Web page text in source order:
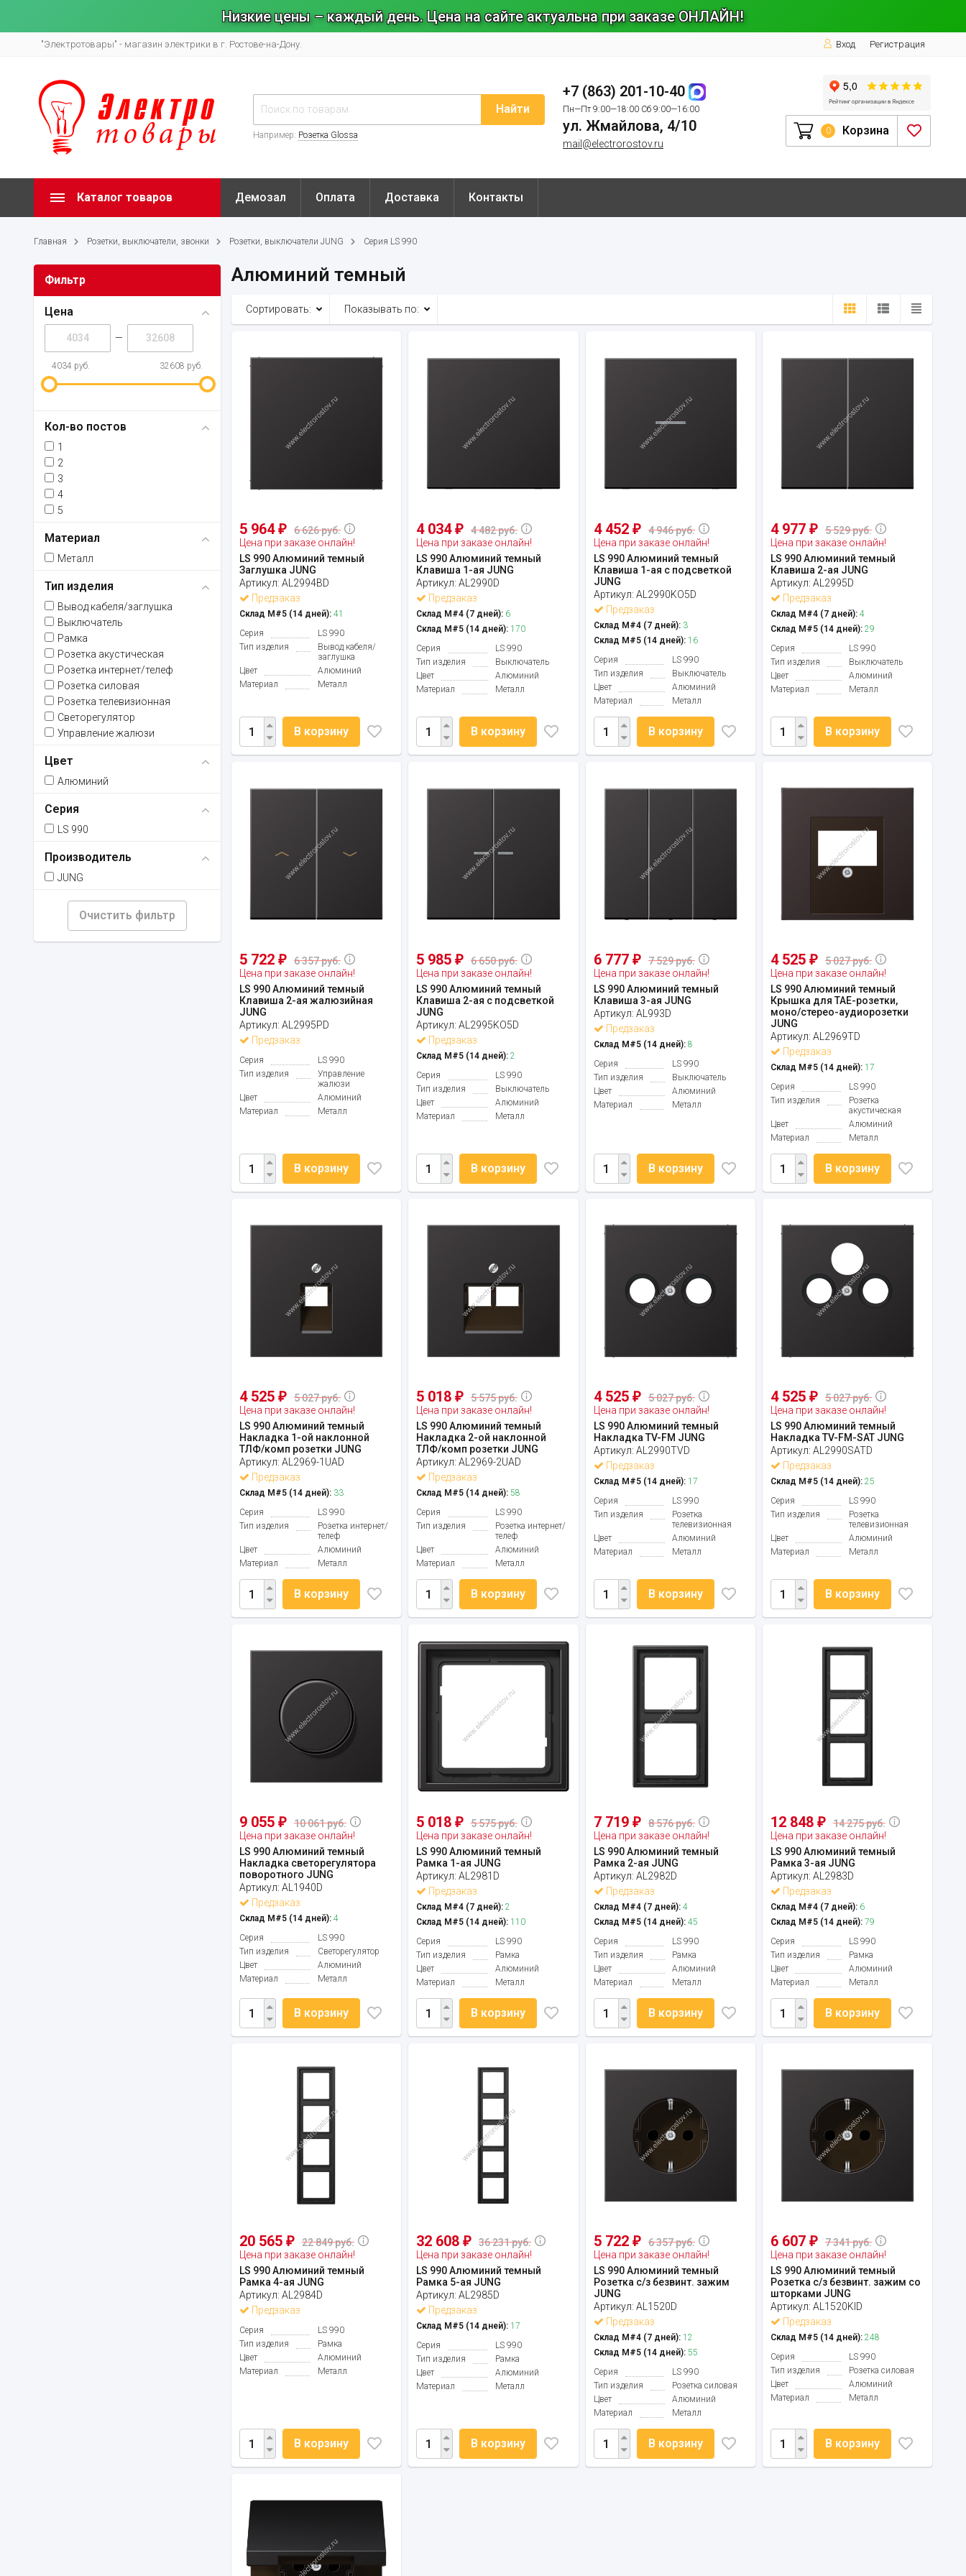
Низкие цены – каждый день. Цена на сайте актуальна при заказе ОНЛАЙН!
"Электротовары" - магазин электрики в г. Ростове-на-Дону. Вход Регистрация
Найти
Например: Розетка Glossa
+7 (863) 201-10-40
Пн—Пт 9:00—18:00 Сб 9:00—16:00
ул. Жмайлова, 4/10
mail@electrorostov.ru
0 Корзина
Каталог товаров Демозал Оплата Доставка Контакты
Главная Розетки, выключатели, звонки Розетки, выключатели JUNG Серия LS 990
Фильтр
Цена
—
4034 руб. 32608 руб.
Кол-во постов
1
2
3
4
5
Материал
Металл
Тип изделия
Вывод кабеля/заглушка
Выключатель
Рамка
Розетка акустическая
Розетка интернет/телеф
Розетка силовая
Розетка телевизионная
Светорегулятор
Управление жалюзи
Цвет
Алюминий
Серия
LS 990
Производитель
JUNG
Очистить фильтр
Алюминий темный
Сортировать: Показывать по:
5 964 ₽
6 626 руб.
Цена при заказе онлайн!
LS 990 Алюминий темный
Заглушка JUNG
Артикул: AL2994BD
Предзаказ
Склад М#5 (14 дней): 41
Серия
LS 990
Тип изделия
Вывод кабеля/
заглушка
Цвет
Алюминий
Материал
Металл
В корзину
4 034₽
4 482 руб.
Цена при заказе онлайн!
LS 990 Алюминий темный
Клавиша 1-ая JUNG
Артикул:AL2990D
Предзаказ
Склад М#4 (7 дней): 6
Склад М#5 (14 дней): 170
Серия
LS 990
Тип изделия
Выключатель
Цвет
Алюминий
Материал
Металл
В корзину
4 452 ₽
4 946 руб.
Цена при заказе онлайн!
LS 990 Алюминий темный
Клавиша 1-ая с подсветкой
JUNG
Артикул: AL2990KO5D
Предзаказ
Склад М#4 (7 дней): 3
Склад М#5 (14 дней): 16
Серия
LS 990
Тип изделия
Выключатель
Цвет
Алюминий
Материал
Металл
В корзину
4 977 ₽
5 529 руб.
Цена при заказе онлайн!
LS 990 Алюминий темный
Клавиша 2-ая JUNG
Артикул: AL2995D
Предзаказ
Склад М#4 (7 дней): 4
Склад М#5 (14 дней): 29
Серия
LS 990
Тип изделия
Выключатель
Цвет
Алюминий
Материал
Металл
В корзину
5 722 ₽
6 357 руб.
Цена при заказе онлайн!
LS 990 Алюминий темный
Клавиша 2-ая жалюзийная
JUNG
Артикул: AL2995PD
Предзаказ
Серия
LS 990
Тип изделия
Управление
жалюзи
Цвет
Алюминий
Материал
Металл
В корзину
5 985₽
6 650 руб.
Цена при заказе онлайн!
LS 990 Алюминий темный
Клавиша 2-ая с подсветкой
JUNG
Артикул:AL2995KO5D
Предзаказ
Склад М#5 (14 дней): 2
Серия
LS 990
Тип изделия
Выключатель
Цвет
Алюминий
Материал
Металл
В корзину
6 777 ₽
7 529 руб.
Цена при заказе онлайн!
LS 990 Алюминий темный
Клавиша 3-ая JUNG
Артикул: AL993D
Предзаказ
Склад М#5 (14 дней): 8
Серия
LS 990
Тип изделия
Выключатель
Цвет
Алюминий
Материал
Металл
В корзину
4 525 ₽
5 027 руб.
Цена при заказе онлайн!
LS 990 Алюминий темный
Крышка для ТАЕ-розетки,
моно/стерео-аудиорозетки
JUNG
Артикул: AL2969TD
Предзаказ
Склад М#5 (14 дней): 17
Серия
LS 990
Тип изделия
Розетка
акустическая
Цвет
Алюминий
Материал
Металл
В корзину
4 525 ₽
5 027 руб.
Цена при заказе онлайн!
LS 990 Алюминий темный
Накладка 1-ой наклонной
ТЛФ/комп розетки JUNG
Артикул: AL2969-1UAD
Предзаказ
Склад М#5 (14 дней): 33
Серия
LS 990
Тип изделия
Розетка интернет/
телеф
Цвет
Алюминий
Материал
Металл
В корзину
5 018₽
5 575 руб.
Цена при заказе онлайн!
LS 990 Алюминий темный
Накладка 2-ой наклонной
ТЛФ/комп розетки JUNG
Артикул:AL2969-2UAD
Предзаказ
Склад М#5 (14 дней): 58
Серия
LS 990
Тип изделия
Розетка интернет/
телеф
Цвет
Алюминий
Материал
Металл
В корзину
4 525 ₽
5 027 руб.
Цена при заказе онлайн!
LS 990 Алюминий темный
Накладка TV-FM JUNG
Артикул: AL2990TVD
Предзаказ
Склад М#5 (14 дней): 17
Серия
LS 990
Тип изделия
Розетка
телевизионная
Цвет
Алюминий
Материал
Металл
В корзину
4 525 ₽
5 027 руб.
Цена при заказе онлайн!
LS 990 Алюминий темный
Накладка TV-FM-SAT JUNG
Артикул: AL2990SATD
Предзаказ
Склад М#5 (14 дней): 25
Серия
LS 990
Тип изделия
Розетка
телевизионная
Цвет
Алюминий
Материал
Металл
В корзину
9 055 ₽
10 061 руб.
Цена при заказе онлайн!
LS 990 Алюминий темный
Накладка светорегулятора
поворотного JUNG
Артикул: AL1940D
Предзаказ
Склад М#5 (14 дней): 4
Серия
LS 990
Тип изделия
Светорегулятор
Цвет
Алюминий
Материал
Металл
В корзину
5 018₽
5 575 руб.
Цена при заказе онлайн!
LS 990 Алюминий темный
Рамка 1-ая JUNG
Артикул:AL2981D
Предзаказ
Склад М#4 (7 дней): 2
Склад М#5 (14 дней): 110
Серия
LS 990
Тип изделия
Рамка
Цвет
Алюминий
Материал
Металл
В корзину
7 719 ₽
8 576 руб.
Цена при заказе онлайн!
LS 990 Алюминий темный
Рамка 2-ая JUNG
Артикул: AL2982D
Предзаказ
Склад М#4 (7 дней): 4
Склад М#5 (14 дней): 45
Серия
LS 990
Тип изделия
Рамка
Цвет
Алюминий
Материал
Металл
В корзину
12 848 ₽
14 275 руб.
Цена при заказе онлайн!
LS 990 Алюминий темный
Рамка 3-ая JUNG
Артикул: AL2983D
Предзаказ
Склад М#4 (7 дней): 6
Склад М#5 (14 дней): 79
Серия
LS 990
Тип изделия
Рамка
Цвет
Алюминий
Материал
Металл
В корзину
20 565 ₽
22 849 руб.
Цена при заказе онлайн!
LS 990 Алюминий темный
Рамка 4-ая JUNG
Артикул: AL2984D
Предзаказ
Серия
LS 990
Тип изделия
Рамка
Цвет
Алюминий
Материал
Металл
В корзину
32 608₽
36 231 руб.
Цена при заказе онлайн!
LS 990 Алюминий темный
Рамка 5-ая JUNG
Артикул:AL2985D
Предзаказ
Склад М#5 (14 дней): 17
Серия
LS 990
Тип изделия
Рамка
Цвет
Алюминий
Материал
Металл
В корзину
5 722 ₽
6 357 руб.
Цена при заказе онлайн!
LS 990 Алюминий темный
Розетка с/з безвинт. зажим
JUNG
Артикул: AL1520D
Предзаказ
Склад М#4 (7 дней): 12
Склад М#5 (14 дней): 55
Серия
LS 990
Тип изделия
Розетка силовая
Цвет
Алюминий
Материал
Металл
В корзину
6 607 ₽
7 341 руб.
Цена при заказе онлайн!
LS 990 Алюминий темный
Розетка с/з безвинт. зажим со
шторками JUNG
Артикул: AL1520KID
Предзаказ
Склад М#5 (14 дней): 248
Серия
LS 990
Тип изделия
Розетка силовая
Цвет
Алюминий
Материал
Металл
В корзину